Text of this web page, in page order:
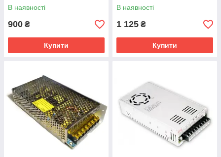
В наявності
900 ₴
Купити
В наявності
1 125 ₴
Купити